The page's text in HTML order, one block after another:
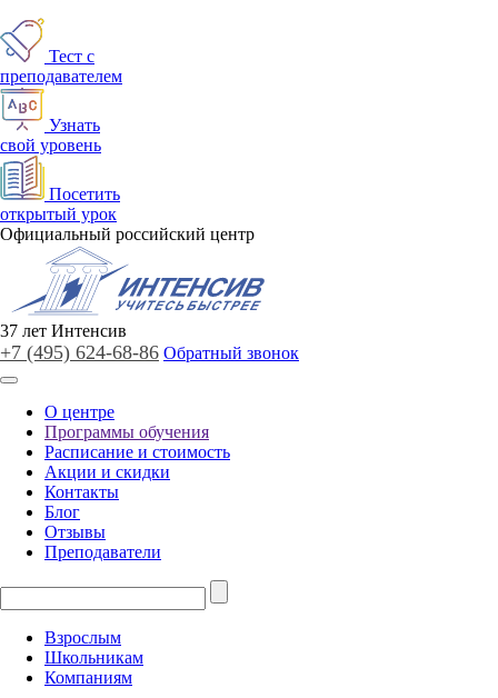
Тест с
преподавателем
Узнать
свой уровень
Посетить
открытый урок
Официальный российский центр
37 лет Интенсив
+7 (495) 624-68-86 Обратный звонок
О центре
Программы обучения
Расписание и стоимость
Акции и скидки
Контакты
Блог
Отзывы
Преподаватели
Взрослым
Школьникам
Компаниям